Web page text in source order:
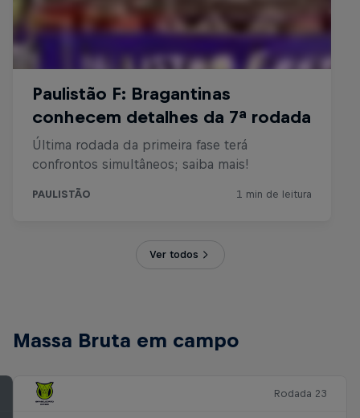
Ver todos
Massa Bruta em campo
Rodada 23